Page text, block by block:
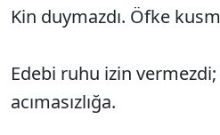
Kin duymazdı. Öfke
Edebi ruhu izin vermezdi;
acımasızlığa.